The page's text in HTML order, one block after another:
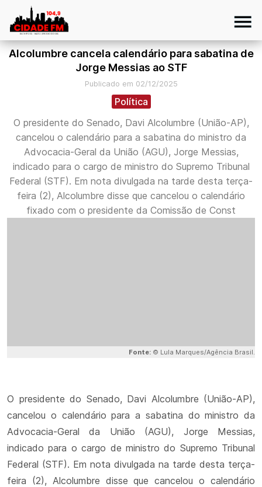
Alcolumbre cancela calendário para sabatina de
Jorge Messias ao STF
Publicado em 02/12/2025
Política
O presidente do Senado, Davi Alcolumbre (União-AP),
cancelou o calendário para a sabatina do ministro da
Advocacia-Geral da União (AGU), Jorge Messias,
indicado para o cargo de ministro do Supremo Tribunal
Federal (STF). Em nota divulgada na tarde desta terça-
feira (2), Alcolumbre disse que cancelou o calendário
fixado com o presidente da Comissão de Const
Fonte: © Lula Marques/Agência Brasil.
O presidente do Senado, Davi Alcolumbre (União-AP),
cancelou o calendário para a sabatina do ministro da
Advocacia-Geral da União (AGU), Jorge Messias,
indicado para o cargo de ministro do Supremo Tribunal
Federal (STF). Em nota divulgada na tarde desta terça-
feira (2), Alcolumbre disse que cancelou o calendário